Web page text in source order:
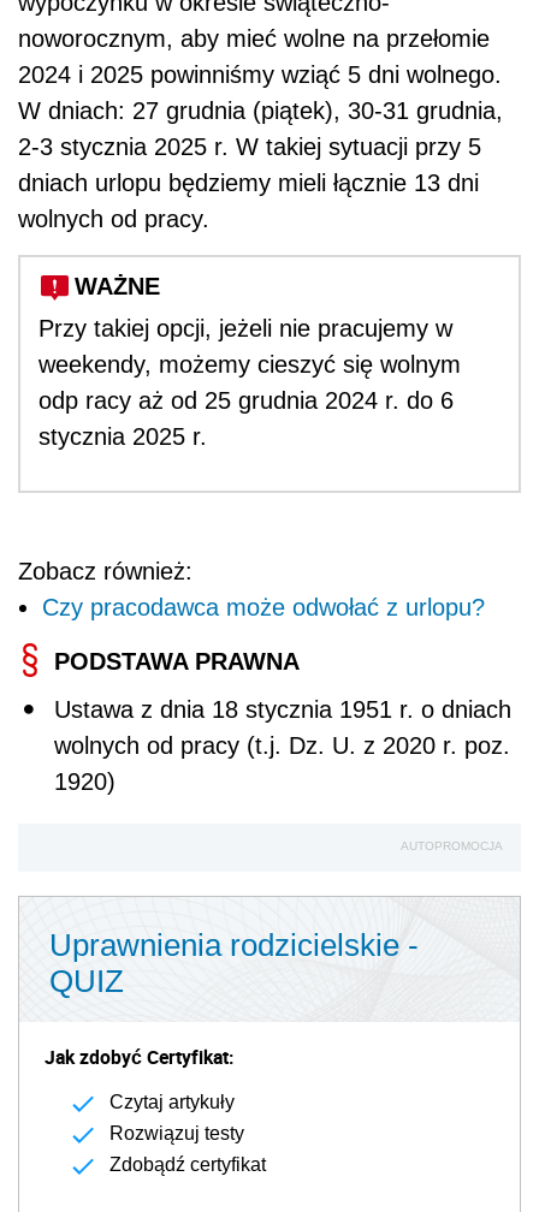
noworocznym, aby mieć wolne na przełomie
2024 i 2025 powinniśmy wziąć 5 dni wolnego.
W dniach: 27 grudnia (piątek), 30-31 grudnia,
2-3 stycznia 2025 r. W takiej sytuacji przy 5
dniach urlopu będziemy mieli łącznie 13 dni
wolnych od pracy.
WAŻNE
Przy takiej opcji, jeżeli nie pracujemy w
weekendy, możemy cieszyć się wolnym
odp racy aż od 25 grudnia 2024 r. do 6
stycznia 2025 r.
Zobacz również:
Czy pracodawca może odwołać z urlopu?
PODSTAWA PRAWNA
Ustawa z dnia 18 stycznia 1951 r. o dniach
wolnych od pracy (t.j. Dz. U. z 2020 r. poz.
1920)
AUTOPROMOCJA
Uprawnienia rodzicielskie -
QUIZ
Jak zdobyć Certyfikat:
Czytaj artykuły
Rozwiązuj testy
Zdobądź certyfikat